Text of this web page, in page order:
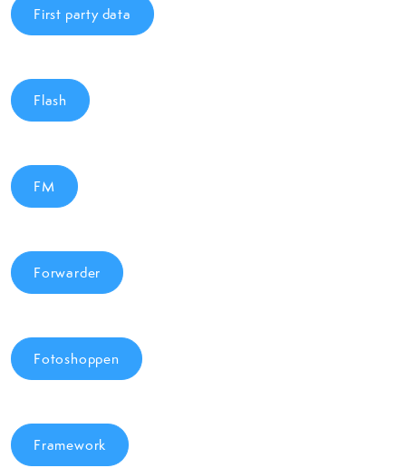
First party data
Flash
FM
Forwarder
Fotoshoppen
Framework